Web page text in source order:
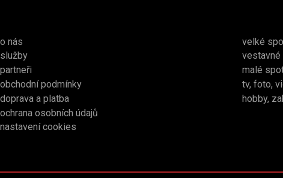
o nás
služby
partneři
obchodní podmínky
doprava a platba
ochrana osobních údajů
nastavení cookies
velké
malé
tv, foto,
hobby,